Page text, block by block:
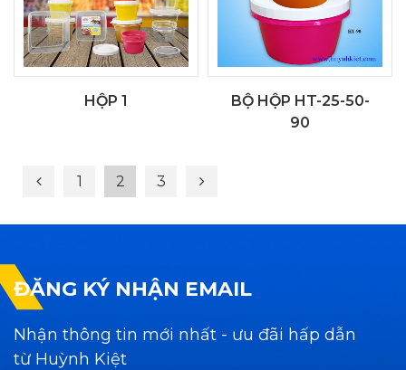
HỘP 1
BỘ HỘP HT-25-50-
90
1 2 3
ĐĂNG KÝ NHẬN EMAIL
Nhận thông tin mới nhất - ưu đãi hấp dẫn
từ Huỳnh Kiệt